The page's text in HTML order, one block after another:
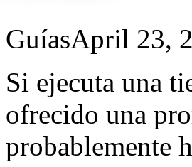
GuíasApril 23,
Si ejecuta una
ofrecido una
probablemente